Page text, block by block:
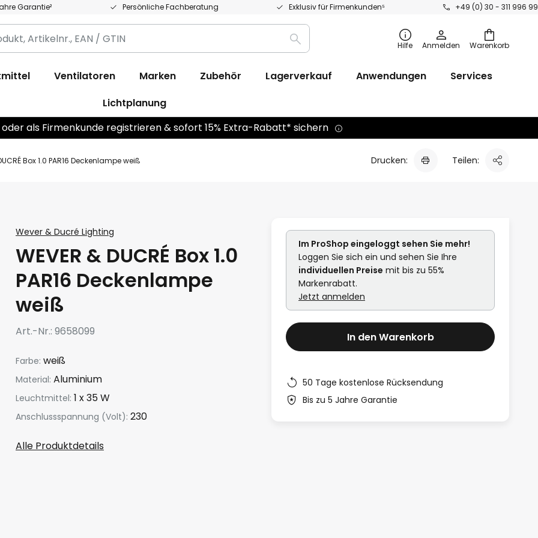
Garantie² Persönliche Fachberatung Exklusiv für Firmenkunden⁵ +49 (0) 30 - 311 996 99
Warenkorb
Suche Hilfe Anmelden
Ventilatoren Marken Zubehör Lagerverkauf Anwendungen
Services
Lichtplanung
als Firmenkunde registrieren & sofort 15% Extra-Rabatt* sichern
Box 1.0 PAR16 Deckenlampe weiß Drucken: Teilen:
Wever & Ducré Lighting
WEVER & DUCRÉ Box 1.0
PAR16 Deckenlampe
weiß
Art.-Nr. 9658099
Farbe: weiß
Material: Aluminium
Leuchtmittel: 1 x 35 W
Anschlussspannung (Volt): 230
Alle Produktdetails
Im ProShop eingeloggt sehen Sie mehr!
Loggen Sie sich ein und sehen Sie Ihre
individuellen Preise mit bis zu 55%
Markenrabatt.
Jetzt anmelden
In den Warenkorb
50 Tage kostenlose Rücksendung
Bis zu 5 Jahre Garantie